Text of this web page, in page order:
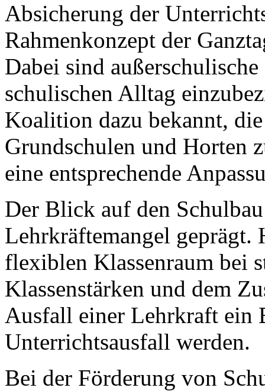
Absicherung der
Rahmenkonzept der
Dabei sind
schulischen Alltag
Koalition dazu bekannt,
Grundschulen und Horten
eine entsprechende
Der Blick auf den
Lehrkräftemangel geprägt.
flexiblen Klassenraum bei
Klassenstärken und dem
Ausfall einer Lehrkraft ein
Unterrichtsausfall werden.
Bei der Förderung von